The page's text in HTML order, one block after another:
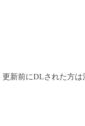
新前にDLされた方